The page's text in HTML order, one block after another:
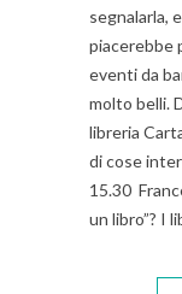
segnalarla,
piacerebbe
eventi da
molto belli.
libreria
di cose
15.30
un libro”? I